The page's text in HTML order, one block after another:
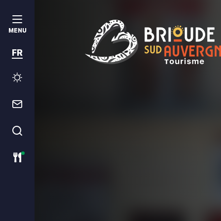
MENU
FR
Météo
Contact
Restaurants ouverts ce jour